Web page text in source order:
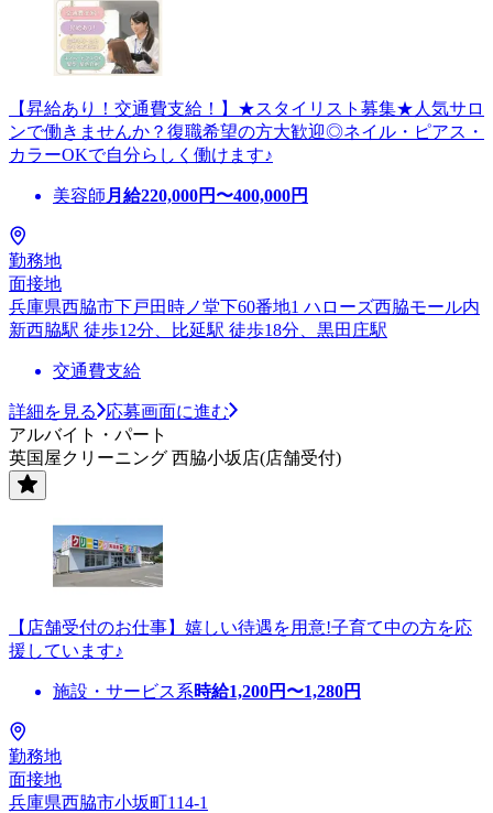
【昇給あり！交通費支給！】★スタイリスト募集★人気サロ
ンで働きませんか？復職希望の方大歓迎◎ネイル・ピアス・
カラーOKで自分らしく働けます♪
美容師 月給220,000円〜400,000円
勤務地
面接地
兵庫県西脇市下戸田時ノ堂下60番地1 ハローズ西脇モール内
新西脇駅 徒歩12分、比延駅 徒歩18分、黒田庄駅
交通費支給
詳細を見る
応募画面に進む
アルバイト・パート
英国屋クリーニング 西脇小坂店(店舗受付)
【店舗受付のお仕事】嬉しい待遇を用意!子育て中の方を応
援しています♪
施設・サービス系時給1,200円〜1,280円
勤務地
面接地
兵庫県西脇市小坂町114-1